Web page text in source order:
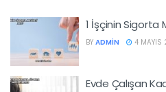
1 İşçinin Sigorta
BY ADMIN 4 MAYIS
Evde Çalışan